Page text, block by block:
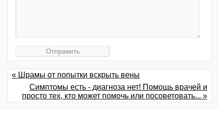
« Шрамы от попытки вскрыть вены
Симптомы есть - диагноза нет! Помощь врачей и
просто тех, кто может помочь или посоветовать... »